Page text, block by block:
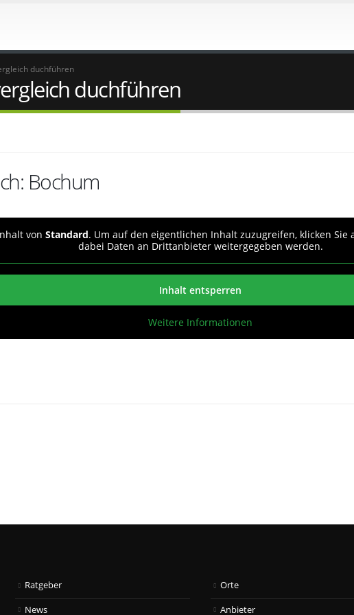
duchführen
duchführen
Bochum
von Standard. Um auf den eigentlichen Inhalt zuzugreifen, klicken
dabei Daten an Drittanbieter weitergegeben werden.
Inhalt entsperren
Weitere Informationen
Ratgeber
News
Orte
Anbieter